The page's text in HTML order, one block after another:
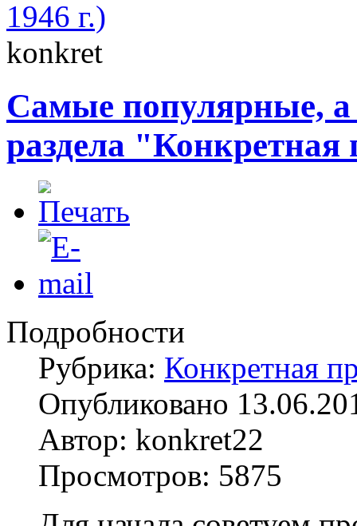
1946 г.)
konkret
Самые популярные,
раздела
Подробности
Рубрика: Конкретная
Опубликовано
Автор: konkret22
Просмотров: 5875